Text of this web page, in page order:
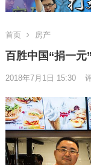
首页 房产
百胜中国“捐一元
2018年7月1日 15:30